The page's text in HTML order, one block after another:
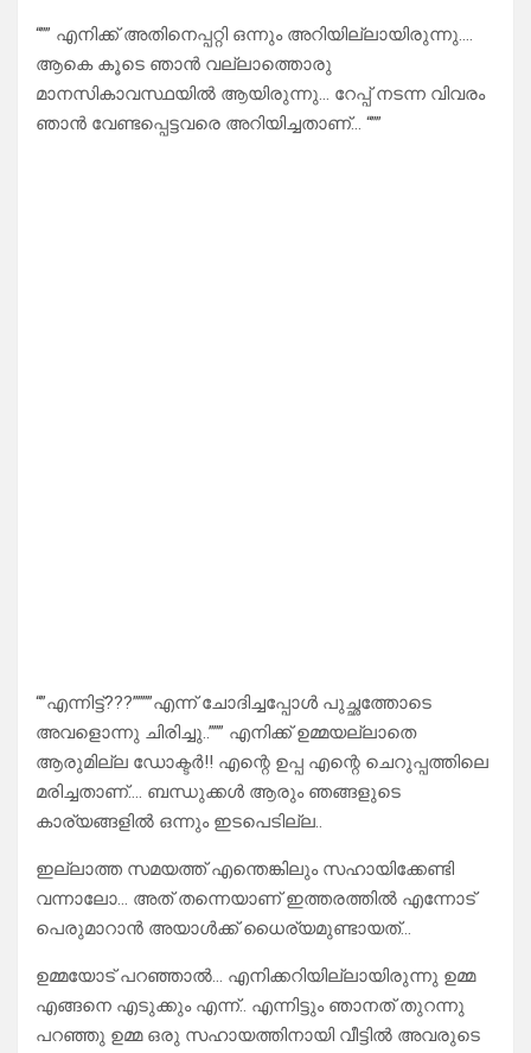
“”” എനിക്ക് അതിനെപ്പറ്റി ഒന്നും അറിയില്ലായിരുന്നു….
ആകെ കൂടെ ഞാൻ വല്ലാത്തൊരു
മാനസികാവസ്ഥയിൽ ആയിരുന്നു… റേപ്പ് നടന്ന വിവരം
ഞാൻ വേണ്ടപ്പെട്ടവരെ അറിയിച്ചതാണ്… “””
“”എന്നിട്ട്???””””എന്ന് ചോദിച്ചപ്പോൾ പുച്ഛത്തോടെ
അവളൊന്നു ചിരിച്ചു..””” എനിക്ക് ഉമ്മയല്ലാതെ
ആരുമില്ല ഡോക്ടർ!! എന്റെ ഉപ്പ എന്റെ ചെറുപ്പത്തിലെ
മരിച്ചതാണ്…. ബന്ധുക്കൾ ആരും ഞങ്ങളുടെ
കാര്യങ്ങളിൽ ഒന്നും ഇടപെടില്ല..
ഇല്ലാത്ത സമയത്ത് എന്തെങ്കിലും സഹായിക്കേണ്ടി
വന്നാലോ… അത് തന്നെയാണ് ഇത്തരത്തിൽ എന്നോട്
പെരുമാറാൻ അയാൾക്ക് ധൈര്യമുണ്ടായത്…
ഉമ്മയോട് പറഞ്ഞാൽ… എനിക്കറിയില്ലായിരുന്നു ഉമ്മ
എങ്ങനെ എടുക്കും എന്ന്.. എന്നിട്ടും ഞാനത് തുറന്നു
പറഞ്ഞു ഉമ്മ ഒരു സഹായത്തിനായി വീട്ടിൽ അവരുടെ